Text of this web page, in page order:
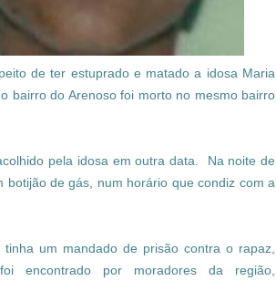
de ter estuprado e matado a idosa Maria
bairro do Arenoso foi morto no mesmo bairro
pela idosa em outra data. Na noite de
de gás, num horário que condiz com a
tinha um mandado de prisão contra o rapaz,
encontrado por moradores da região,